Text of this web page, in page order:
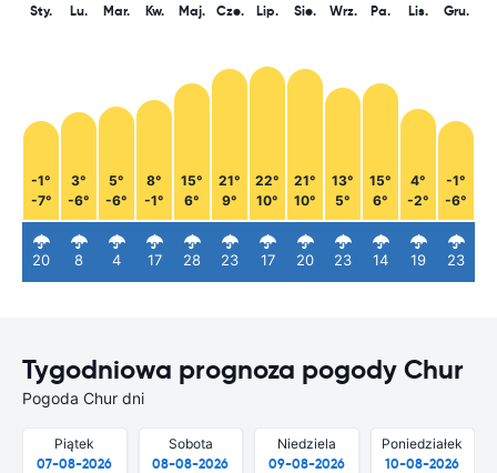
Sty.
-1°
-7°
20
Lu.
3°
-6°
8
Mar.
5°
-6°
4
Kw.
8°
-1°
17
Maj.
15°
6°
28
Cze.
21°
9°
23
Lip.
22°
10°
17
Sie.
21°
10°
20
Wrz.
13°
5°
23
Pa.
15°
6°
14
Lis.
4°
-2°
19
Gru.
-1°
-6°
23
Tygodniowa prognoza pogody Chur
Pogoda Chur dni
Piątek
07-08-2026
Sobota
08-08-2026
Niedziela
09-08-2026
Poniedziałek
10-08-2026